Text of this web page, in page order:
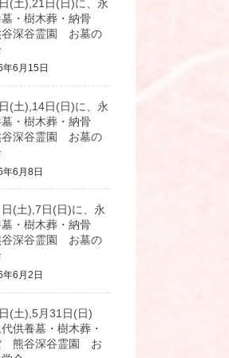
(土),21日(日)に、永
・樹木葬・納骨
深谷霊園 お墓の
年6月15日
(土),14日(日)に、永
・樹木葬・納骨
深谷霊園 お墓の
年6月8日
日(土),7日(日)に、永
・樹木葬・納骨
深谷霊園 お墓の
6月2日
(土),5月31日(日)
供養墓・樹木葬・
熊谷深谷霊園 お